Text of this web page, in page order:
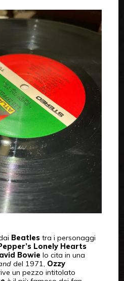
Beatlestra i personaggi
Lonely Hearts
Bowie lo cita in una
del 1971, Ozzy
un pezzo intitolato